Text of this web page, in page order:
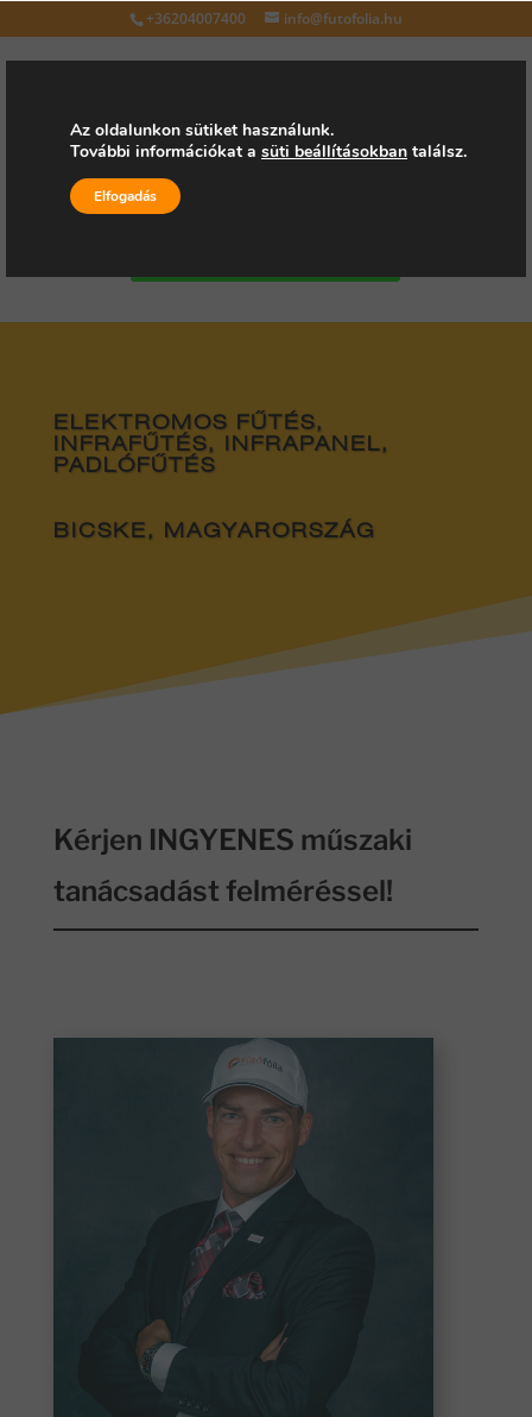
+36204007400 info@futofolia.hu
Válasszon oldalt
ELEKTROMOS FŰTÉS,
INFRAFŰTÉS, INFRAPANEL,
PADLÓFŰTÉS
BICSKE, MAGYARORSZÁG
Kérjen INGYENES műszaki
tanácsadást felméréssel!
Az oldalunkon sütiket használunk.
További információkat a süti beállításokban találsz.
Elfogadás